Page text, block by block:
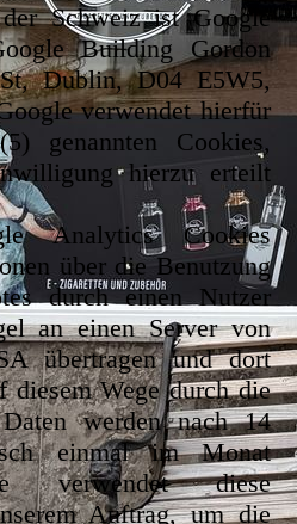
Schweiz ist Google
Building Gordon
Dublin, D04 E5W5,
verwendet hierfür
genannten Cookies,
hierzu erteilt
Analytics Cookies
über die Benutzung
durch einen Nutzer
an einen Server von
übertragen und dort
diesem Wege durch die
werden nach 14
einmal im Monat
verwendet diese
Auftrag, um die